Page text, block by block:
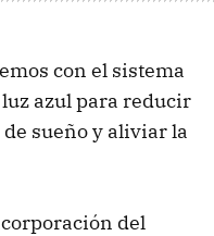
con el sistema
azul para reducir
sueño y aliviar la
del